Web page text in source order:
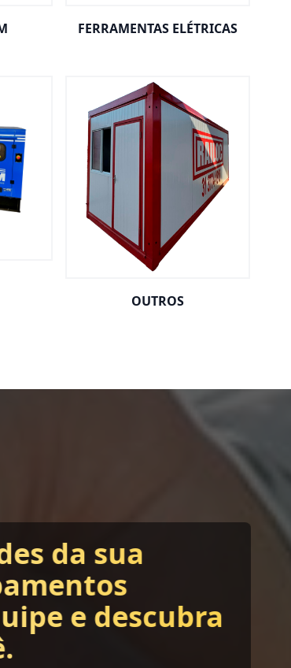
FERRAMENTAS ELÉTRICAS
OUTROS
da sua
e descubra